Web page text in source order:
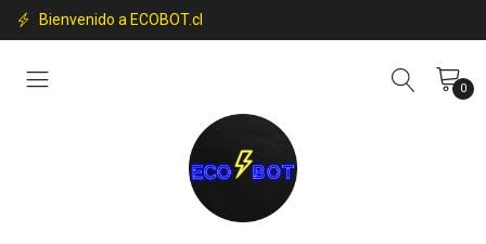
Bienvenido a ECOBOT.cl
0